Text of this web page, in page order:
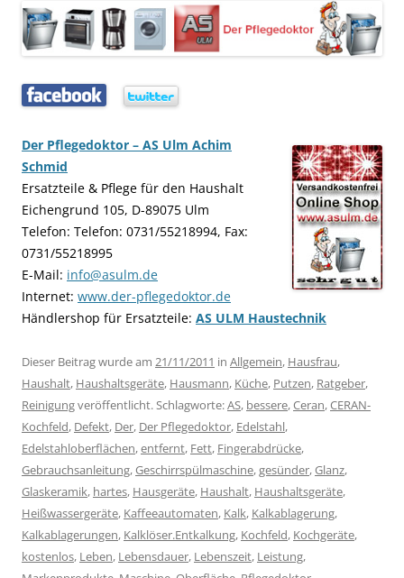
Der Pflegedoktor – AS Ulm Achim
Schmid
Ersatzteile & Pflege für den Haushalt
Eichengrund 105, D-89075 Ulm
Telefon: Telefon: 0731/55218994, Fax:
0731/55218995
E-Mail: info@asulm.de
Internet: www.der-pflegedoktor.de
Händlershop für Ersatzteile: AS ULM Haustechnik
Dieser Beitrag wurde am 21/11/2011 in Allgemein, Hausfrau,
Haushalt, Haushaltsgeräte, Hausmann, Küche, Putzen, Ratgeber,
Reinigungveröffentlicht. Schlagworte:AS, bessere,Ceran,CERAN-
Kochfeld, Defekt, Der, Der Pflegedoktor, Edelstahl,
Edelstahloberflächen,entfernt, Fett, Fingerabdrücke,
Gebrauchsanleitung,Geschirrspülmaschine,gesünder,Glanz,
Glaskeramik, hartes, Hausgeräte, Haushalt, Haushaltsgeräte,
Heißwassergeräte, Kaffeeautomaten, Kalk, Kalkablagerung,
Kalkablagerungen, Kalklöser.Entkalkung, Kochfeld, Kochgeräte,
kostenlos, Leben, Lebensdauer, Lebenszeit, Leistung,